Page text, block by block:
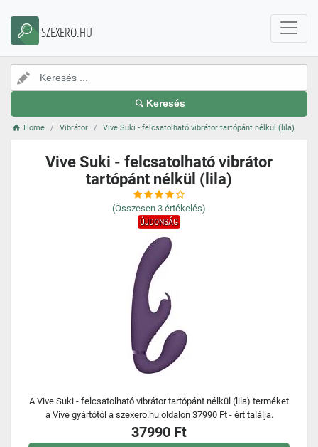
SZEXERO.HU
Keresés
Home Vibrátor Vive Suki - felcsatolható vibrátor tartópánt nélkül (lila)
Vive Suki - felcsatolható vibrátor
tartópánt nélkül (lila)
(Összesen 3 értékelés)
ÚJDONSÁG
A Vive Suki - felcsatolható vibrátor tartópánt nélkül (lila) terméket
a Vive gyártótól a szexero.hu oldalon 37990 Ft - ért találja.
37990 Ft